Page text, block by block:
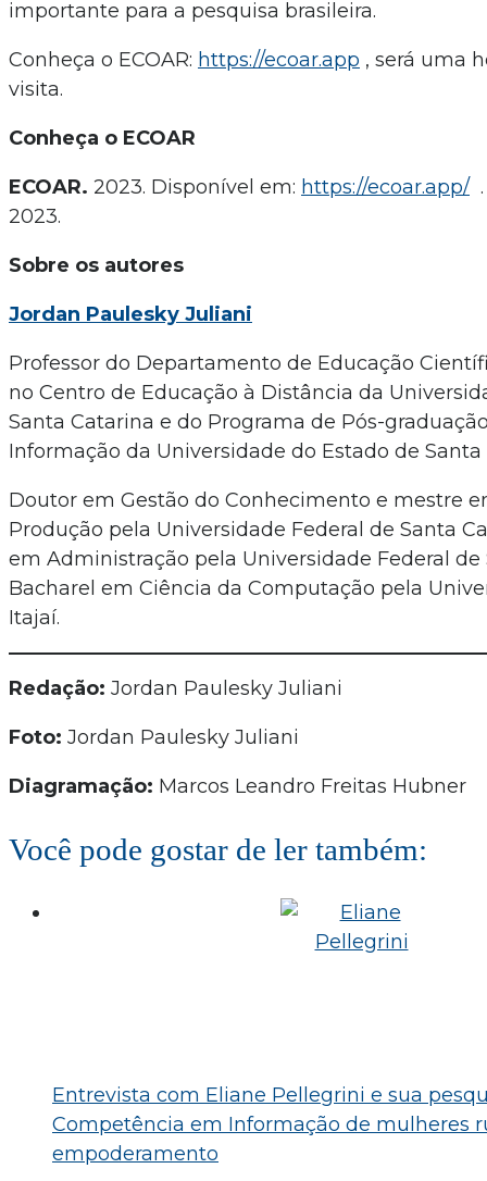
importante para a pesquisa brasileira.
Conheça o ECOAR: https://ecoar.app , será uma
visita.
Conheça o ECOAR
ECOAR. 2023. Disponível em: https://ecoar.app/
2023.
Sobre os autores
Jordan Paulesky Juliani
Professor do Departamento de Educação
no Centro de Educação à Distância da
Santa Catarina e do Programa de Pós-
Informação da Universidade do Estado de Santa
Doutor em Gestão do Conhecimento e mestre
Produção pela Universidade Federal de Santa
em Administração pela Universidade Federal de
Bacharel em Ciência da Computação pela
Itajaí.
Redação: Jordan Paulesky Juliani
Foto: Jordan Paulesky Juliani
Diagramação: Marcos Leandro Freitas Hubner
Você pode gostar de ler também:
Entrevista com Eliane Pellegrini e sua
Competência em Informação de mulheres
empoderamento